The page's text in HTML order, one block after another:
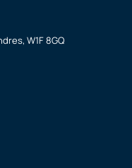
W1F 8GQ